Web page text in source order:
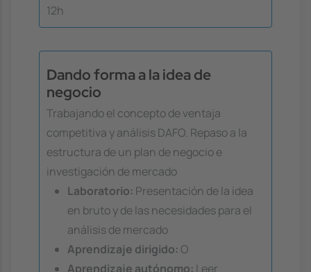
12h
Dando forma a la idea de
negocio
Trabajando el concepto de ventaja
competitiva y análisis DAFO. Repaso a la
estructura de un plan de negocio e
investigación de mercado
Laboratorio: Presentación de la idea
en bruto y de las necesidades para el
análisis de mercado
Aprendizaje dirigido: O
Aprendizaje autónomo: Leer